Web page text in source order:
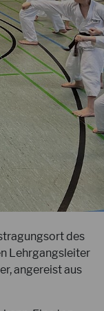
Erfolg
des
der Japan
19. April 2026 in
des
Lehrgangsleiter
angereist aus